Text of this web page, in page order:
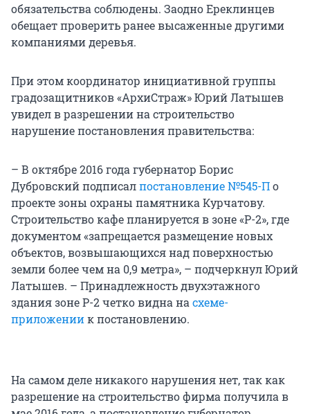
обязательства соблюдены. Заодно Ереклинцев
обещает проверить ранее высаженные другими
компаниями деревья.
При этом координатор инициативной группы
градозащитников «АрхиСтраж» Юрий Латышев
увидел в разрешении на строительство
нарушение постановления правительства:
– В октябре 2016 года губернатор Борис
Дубровский подписалпостановление №545-По
проекте зоны охраны памятника Курчатову.
Строительство кафе планируется в зоне «Р-2», где
документом «запрещается размещение новых
объектов, возвышающихся над поверхностью
земли более чем на 0,9 метра», – подчеркнул Юрий
Латышев. – Принадлежность двухэтажного
здания зоне Р-2 четко видна на схеме-
приложениик постановлению.
На самом деле никакого нарушения нет, так как
разрешение на строительство фирма получила в